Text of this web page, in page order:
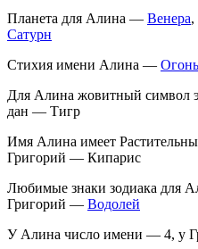
Планета для Алина — Венера,
Сатурн
Стихия имени Алина — Огонь
Для Алина жовитный символ
дан — Тигр
Имя Алина имеет
Григорий — Кипарис
Любимые знаки зодиака для
Григорий — Водолей
У Алина число имени — 4, у